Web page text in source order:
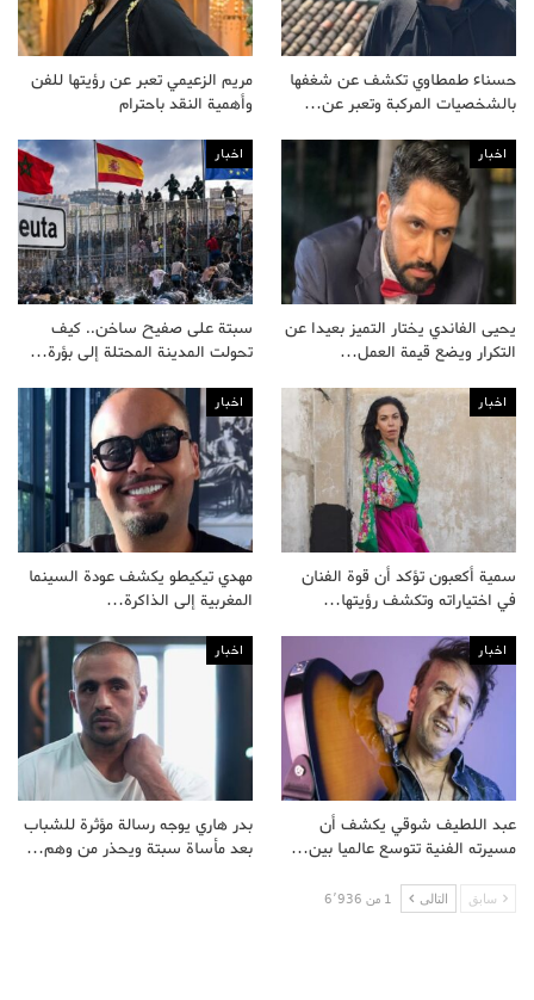
حسناء طمطاوي تكشف عن شغفها
بالشخصيات المركبة وتعبر عن…
مريم الزعيمي تعبر عن رؤيتها للفن
وأهمية النقد باحترام
اخبار
يحيى الفاندي يختار التميز بعيدا عن
التكرار ويضع قيمة العمل…
اخبار
سبتة على صفيح ساخن.. كيف
تحولت المدينة المحتلة إلى بؤرة…
اخبار
سمية أكعبون تؤكد أن قوة الفنان
في اختياراته وتكشف رؤيتها…
اخبار
مهدي تيكيطو يكشف عودة السينما
المغربية إلى الذاكرة…
اخبار
عبد اللطيف شوقي يكشف أن
مسيرته الفنية تتوسع عالميا بين…
اخبار
بدر هاري يوجه رسالة مؤثرة للشباب
بعد مأساة سبتة ويحذر من وهم…
سابق التالى 1 من 6٬936